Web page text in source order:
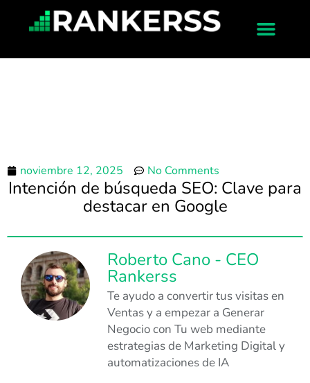
noviembre 12, 2025 No Comments
Intención de búsqueda SEO: Clave para
destacar en Google
Roberto Cano - CEO
Rankerss
Te ayudo a convertir tus visitas en
Ventas y a empezar a Generar
Negocio con Tu web mediante
estrategias de Marketing Digital y
automatizaciones de IA